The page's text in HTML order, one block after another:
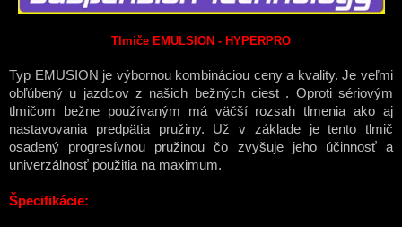
Tlmiče EMULSION - HYPERPRO
Typ EMUSION je výbornou kombináciou ceny a kvality. Je veľmi
obľúbený u jazdcov z našich bežných ciest . Oproti sériovým
tlmičom bežne používaným má väčší rozsah tlmenia ako aj
nastavovania predpätia pružiny. Už v základe je tento tlmič
osadený progresívnou pružinou čo zvyšuje jeho účinnosť a
univerzálnosť použitia na maximum.
Špecifikácie: